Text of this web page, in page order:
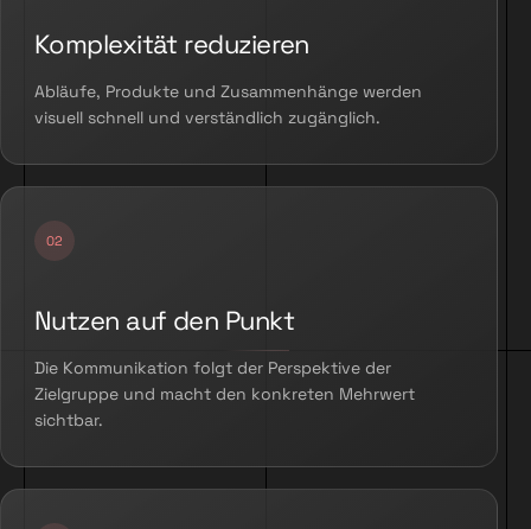
Komplexität reduzieren
Abläufe, Produkte und Zusammenhänge werden
visuell schnell und verständlich zugänglich.
Nutzen auf den Punkt
Die Kommunikation folgt der Perspektive der
Zielgruppe und macht den konkreten Mehrwert
sichtbar.